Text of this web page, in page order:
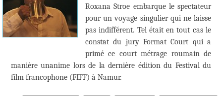
Roxana Stroe embarque le spectateur
pour un voyage singulier qui ne laisse
pas indifférent. Tel était en tout cas le
constat du jury Format Court qui a
primé ce court métrage roumain de
manière unanime lors de la dernière édition du Festival du
film francophone (FIFF) à Namur.